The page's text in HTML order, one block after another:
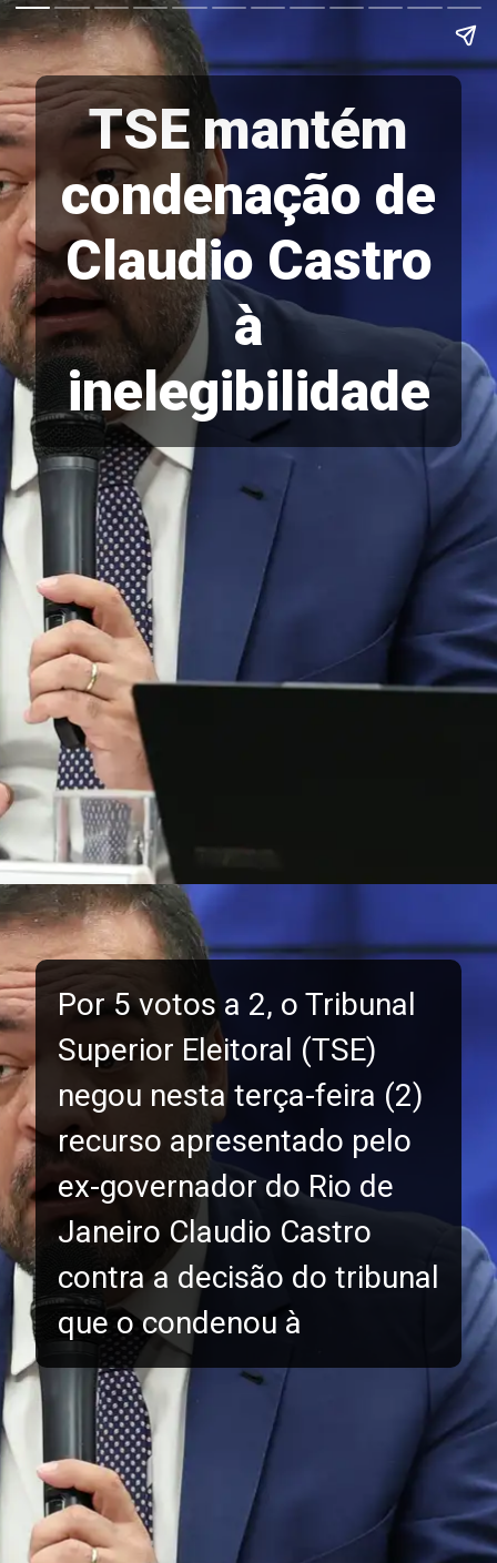
TSE mantém
condenação de
Claudio Castro
à
inelegibilidade
Por 5 votos a 2, o Tribunal
Superior Eleitoral (TSE)
negou nesta terça-feira (2)
recurso apresentado pelo
ex-governador do Rio de
Janeiro Claudio Castro
contra a decisão do tribunal
que o condenou à